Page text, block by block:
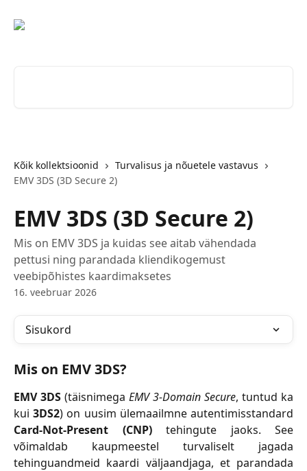
Kõik kollektsioonid
Turvalisus ja nõuetele vastavus
EMV 3DS (3D Secure 2)
EMV 3DS (3D Secure 2)
Mis on EMV 3DS ja kuidas see aitab vähendada
pettusi ning parandada kliendikogemust
veebipõhistes kaardimaksetes
16. veebruar 2026
Sisukord
Mis on EMV 3DS?
EMV 3DS (täisnimega EMV 3-Domain Secure, tuntud ka
kui3DS2) on uusim ülemaailmne autentimisstandard
Card-Not-Present (CNP)tehingute jaoks. See
võimaldab kaupmeestel turvaliselt jagada
tehinguandmeid kaardi väljaandjaga, et parandada